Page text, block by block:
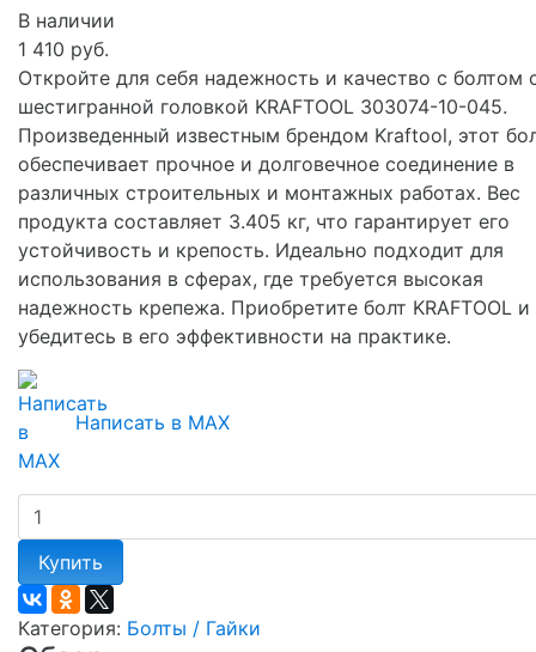
В наличии
1 410 руб.
Откройте для себя надежность и качество с болтом
шестигранной головкой KRAFTOOL 303074-10-045.
Произведенный известным брендом Kraftool, этот
обеспечивает прочное и долговечное соединение в
различных строительных и монтажных работах. Вес
продукта составляет 3.405 кг, что гарантирует его
устойчивость и крепость. Идеально подходит для
использования в сферах, где требуется высокая
надежность крепежа. Приобретите болт KRAFTOOL и
убедитесь в его эффективности на практике.
Написать в MAX
Купить
Категория: Болты / Гайки